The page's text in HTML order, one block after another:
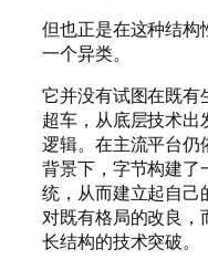
但也正是在这种结构
一个异类。
它并没有试图在既有
超车，从底层技术
逻辑。在主流平台仍
背景下，字节构建
统，从而建立起自己
对既有格局的改良，
长结构的技术突破。